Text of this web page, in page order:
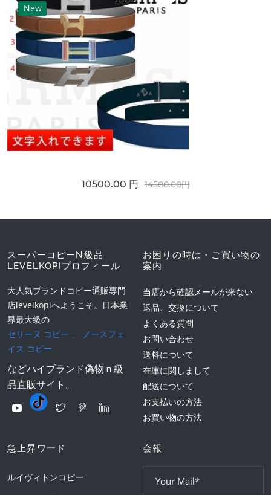
New
10500.00 円 14500.00円
スーパーコピーN級品
LEVELKOPIプロフィール
大人気ブランドコピー通販専門
店levelkopiへようこそ。日本業
界最大級の
セリーヌ コピー 、
ノースフェ
イス コピー
などハイブランド偽物ｎ級
品直販サイト。
お困りの時は・ご買い物の
案内
当店から確認メールが来ない
返品、交換について
よくある質問
お問い合わせ
送料について
在庫に関しまして
配送について
お支払いの方法
お買い物の方法
急上昇ワード
ルイヴィトンコピー
会報